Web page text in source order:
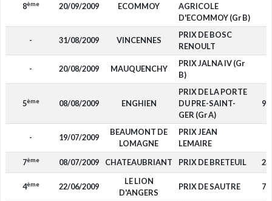
8ème 20/09/2009 ECOMMOY
AGRICOLE
D'ECOMMOY (Gr B)
- 31/08/2009 VINCENNES
PRIX DE BOSC
RENOULT
- 20/08/2009 MAUQUENCHY
PRIX JALNA IV (Gr
B)
5ème 08/08/2009 ENGHIEN
PRIX DE LA PORTE
DU PRE-SAINT-
GER (Gr A)
- 19/07/2009
BEAUMONT DE
LOMAGNE
PRIX JEAN
LEMAIRE
7ème 08/07/2009 CHATEAUBRIANT PRIX DE BRETEUIL
4ème 22/06/2009
LE LION
D'ANGERS
PRIX DE SAUTRE